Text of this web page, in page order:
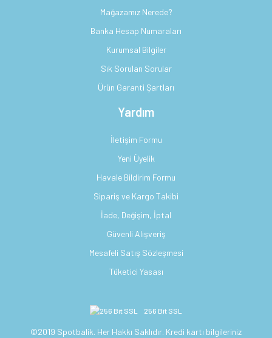
Mağazamız Nerede?
Banka Hesap Numaraları
Kurumsal Bilgiler
Sık Sorulan Sorular
Ürün Garanti Şartları
Yardım
İletişim Formu
Yeni Üyelik
Havale Bildirim Formu
Sipariş ve Kargo Takibi
İade, Değişim, İptal
Güvenli Alışveriş
Mesafeli Satış Sözleşmesi
Tüketici Yasası
256 Bit SSL
©2019 Spotbalik. Her Hakkı Saklıdır. Kredi kartı bilgileriniz